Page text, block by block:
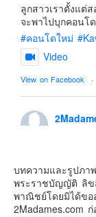
Beauty Review
รีวิวสายการบิน
Products &
Events & PR
About Us
Contact &
ลูกสาวเราตั้งแต่
จะพาไปบุกคอนโ
#คอนโดใหม่
Video
View on Facebook ·
ปล. ขอบคุณเสื้อ
#รักใครให้พาไป
บทความและรูปภา
พระราชบัญญัติ ลิข
พาณิชย์โดยมิได้ข
2Madames.com